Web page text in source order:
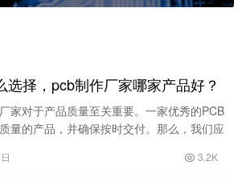
选择，pcb制作厂家哪家产品好？
家对于产品质量至关重要。一家优秀的PCB
量的产品，并确保按时交付。那么，我们应
3.2K